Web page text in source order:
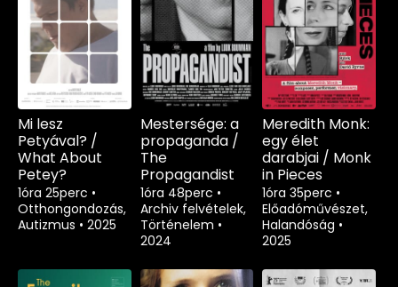
Mi lesz
Petyával? /
What About
Petey?
1óra 25perc •
Otthongondozás,
Autizmus • 2025
Mestersége: a
propaganda /
The
Propagandist
1óra 48perc •
Archiv felvételek,
Történelem •
2024
Meredith Monk:
egy élet
darabjai / Monk
in Pieces
1óra 35perc •
Előadóművészet,
Halandóság •
2025